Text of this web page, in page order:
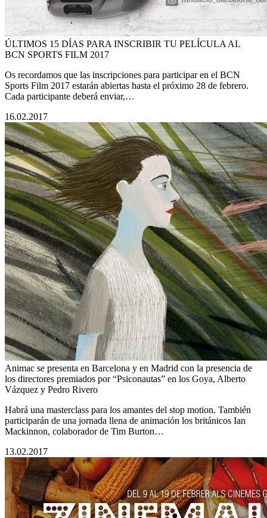
ÚLTIMOS 15 DÍAS PARA INSCRIBIR TU PELÍCULA AL
BCN SPORTS FILM 2017
Os recordamos que las inscripciones para participar en el BCN
Sports Film 2017 estarán abiertas hasta el próximo 28 de febrero.
Cada participante deberá enviar,…
16.02.2017
Animac se presenta en Barcelona y en Madrid con la presencia de
los directores premiados por “Psiconautas” en los Goya, Alberto
Vázquez y Pedro Rivero
Habrá una masterclass para los amantes del stop motion. También
participarán de una jornada llena de animación los británicos Ian
Mackinnon, colaborador de Tim Burton…
13.02.2017